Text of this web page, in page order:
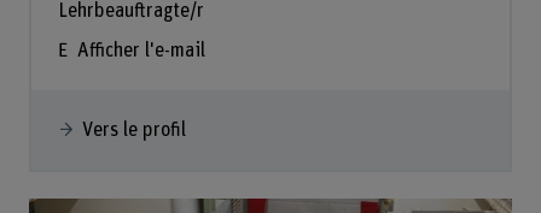
Lehrbeauftragte/r
Afficher l'e-mail
Vers le profil